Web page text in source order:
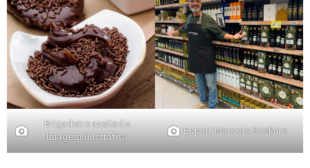
Brigadeiro azeitado.
Imagem ilustrativa.
Expert Marcelo Scofano.